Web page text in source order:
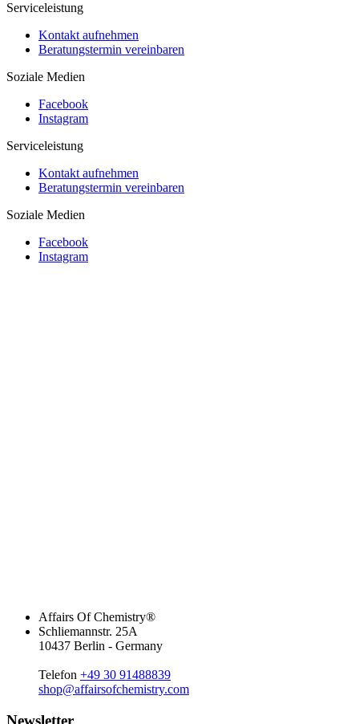
Serviceleistung
Kontakt aufnehmen
Beratungstermin vereinbaren
Soziale Medien
Facebook
Instagram
Serviceleistung
Kontakt aufnehmen
Beratungstermin vereinbaren
Soziale Medien
Facebook
Instagram
Affairs Of Chemistry®
Schliemannstr. 25A
10437 Berlin - Germany
Telefon +49 30 91488839
shop@affairsofchemistry.com
Newsletter